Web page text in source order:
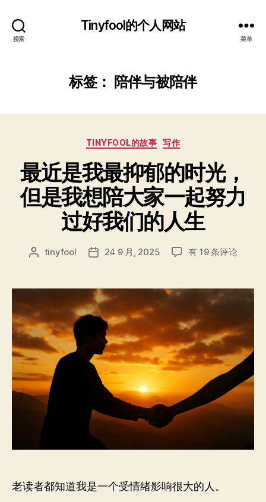
搜索
Tinyfool的个人网站
菜单
标签： 陪伴与被陪伴
分
TINYFOOL的故事 写作
最近是我最抑郁的时光，
但是我想陪大家一起努力
过好我们的人生
文
者
tinyfool
发
期
24 9 月, 2025
最
我
抑
郁
的
时
光，
是
我
大
起
有 19 条评论
老读者都知道我是一个受情绪影响很大的人。